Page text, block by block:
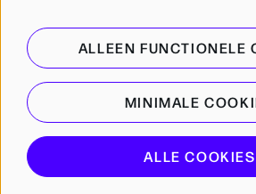
Powered byCultureSuite
ALLEEN FUNCTIONELE
MINIMALE
ALLE COOKIES